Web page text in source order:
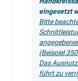
eingesetzt
Bitte
(Beispiel
Das
führt zu